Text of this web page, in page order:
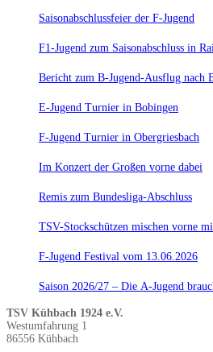
Saisonabschlussfeier der F-Jugend
F1-Jugend zum Saisonabschluss in
Bericht zum B-Jugend-Ausflug nach
E-Jugend Turnier in Bobingen
F-Jugend Turnier in Obergriesbach
Im Konzert der Großen vorne dabei
Remis zum Bundesliga-Abschluss
TSV-Stockschützen mischen vorne
F-Jugend Festival vom 13.06.2026
Saison 2026/27 – Die A-Jugend
TSV Kühbach 1924 e.V.
Westumfahrung 1
86556 Kühbach